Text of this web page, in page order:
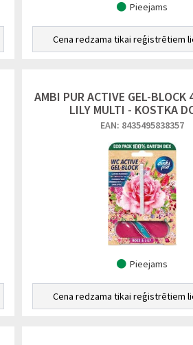
Pieejams
Cena redzama tikai reģistrētiem
AMBI PUR ACTIVE GEL-BLOCK
LILY MULTI - KOSTKA
EAN: 8435495838357
Pieejams
Cena redzama tikai reģistrētiem